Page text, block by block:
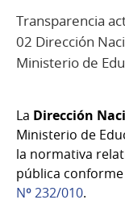
Transparencia
02 Dirección
Ministerio de
La Dirección
Ministerio de
la normativa
pública conforme
Nº 232/010.